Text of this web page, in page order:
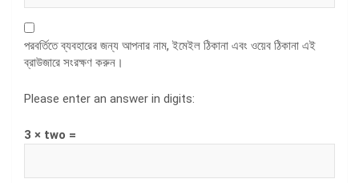
পরবর্তিতে ব্যবহারের জন্য আপনার নাম, ইমেইল ঠিকানা এবং ওয়েব ঠিকানা এই
ব্রাউজারে সংরক্ষণ করুন।
Please enter an answer in digits:
3 × two =